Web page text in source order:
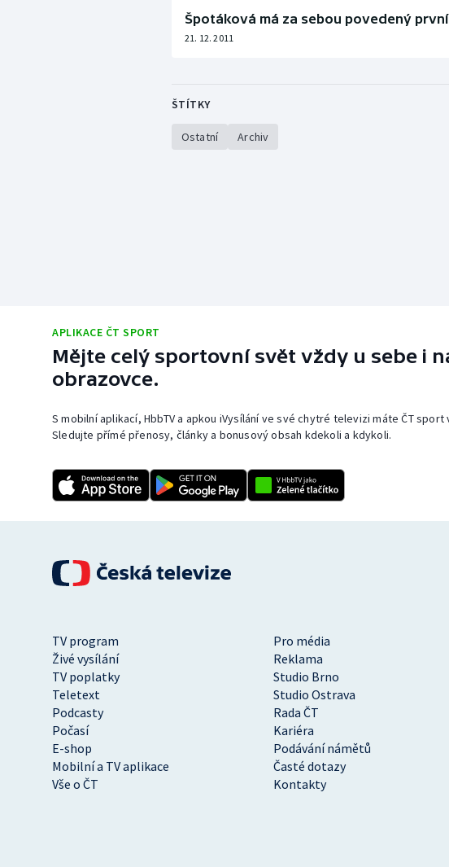
Špotáková má za sebou povedený
21. 12. 2011
ŠTÍTKY
Ostatní Archiv
APLIKACE ČT SPORT
Mějte celý sportovní svět vždy u sebe i
obrazovce.
S mobilní aplikací, HbbTV a apkou iVysílání ve své chytré televizi máte ČT sport
Sledujte přímé přenosy, články a bonusový obsah kdekoli a kdykoli.
TV program
Pro média
Živé vysílání
Reklama
TV poplatky
Studio Brno
Teletext
Studio Ostrava
Podcasty
Rada ČT
Počasí
Kariéra
E-shop
Podávání námětů
Mobilní a TV aplikace
Časté dotazy
Vše o ČT
Kontakty